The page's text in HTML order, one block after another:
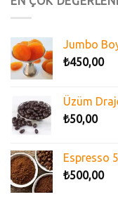
Jumbo
₺450,00
Üzüm
₺50,00
Espresso
₺500,00